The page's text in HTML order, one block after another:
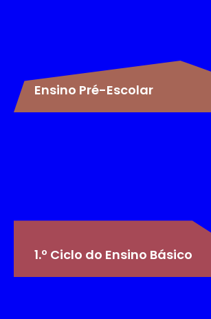
Ensino Pré-Escolar
1.º Ciclo do Ensino Básico